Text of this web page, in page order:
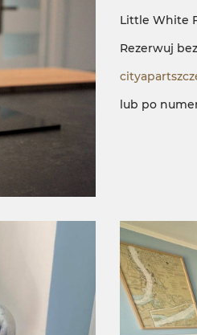
Little White
Rezerwuj
lub po